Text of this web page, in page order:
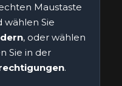
Maustaste
wählen Sie
, oder wählen
Sie in der
.